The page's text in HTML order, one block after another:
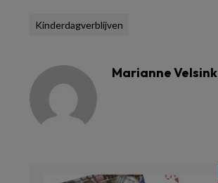
Kinderdagverblijven
Marianne Velsink